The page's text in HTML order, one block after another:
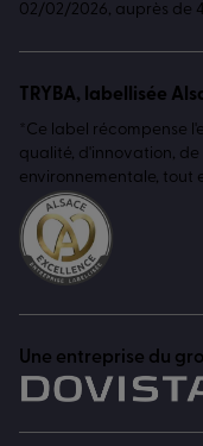
02/02/2026, auprès de
TRYBA, labellisée
*Ce label récompense
qualité, d'innovation,
environnementale, tout
Une entreprise du